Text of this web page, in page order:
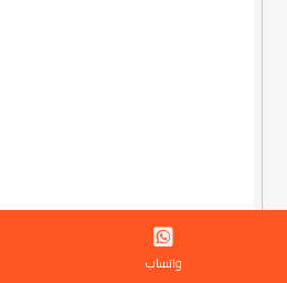
واتساب